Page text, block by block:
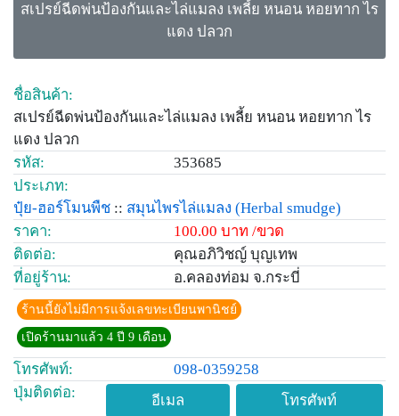
สเปรย์ฉีดพ่นป้องกันและไล่แมลง เพลี้ย หนอน หอยทาก ไร
แดง ปลวก
ชื่อสินค้า:
สเปรย์ฉีดพ่นป้องกันและไล่แมลง เพลี้ย หนอน หอยทาก ไร
แดง ปลวก
รหัส:
353685
ประเภท:
ปุ๋ย-ฮอร์โมนพืช :: สมุนไพรไล่แมลง (Herbal smudge)
ราคา:
100.00 บาท /ขวด
ติดต่อ:
คุณอภิวิชญ์ บุญเทพ
ที่อยู่ร้าน:
อ.คลองท่อม จ.กระบี่
ร้านนี้ยังไม่มีการแจ้งเลขทะเบียนพานิชย์
เปิดร้านมาแล้ว 4 ปี 9 เดือน
โทรศัพท์:
098-0359258
ปุ่มติดต่อ:
อีเมล โทรศัพท์